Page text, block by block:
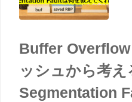
Buffer
ッシュから考え
Segmentation